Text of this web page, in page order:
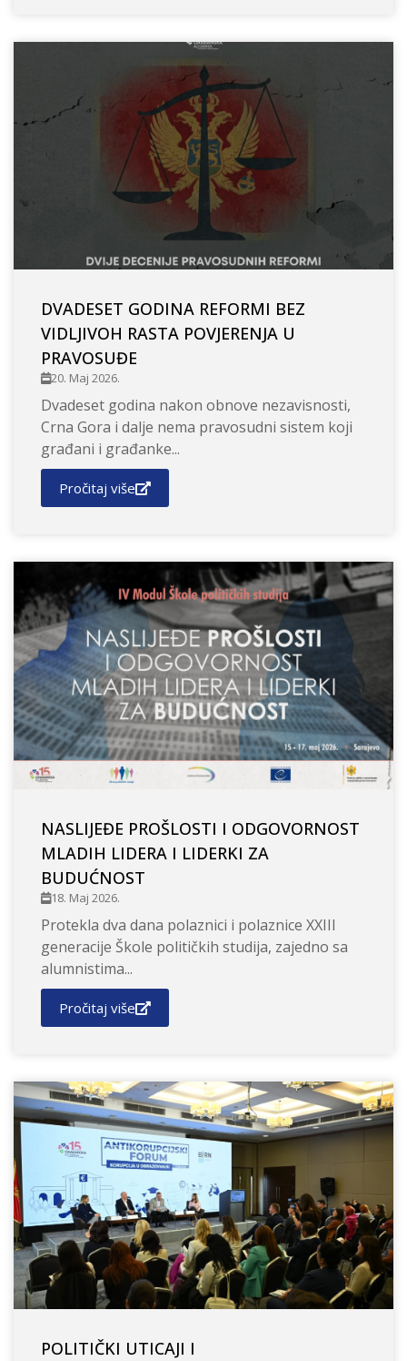
DVADESET GODINA REFORMI BEZ
VIDLJIVOH RASTA POVJERENJA U
PRAVOSUĐE
20. Maj 2026.
Dvadeset godina nakon obnove nezavisnosti,
Crna Gora i dalje nema pravosudni sistem koji
građani i građanke...
Pročitaj više
NASLIJEĐE PROŠLOSTI I ODGOVORNOST
MLADIH LIDERA I LIDERKI ZA
BUDUĆNOST
18. Maj 2026.
Protekla dva dana polaznici i polaznice XXIII
generacije Škole političkih studija, zajedno sa
alumnistima...
Pročitaj više
POLITIČKI UTICAJI I